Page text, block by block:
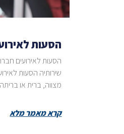
הסעות
הסעות לאירועים
שירותיה הסעות
מצווה, ברית או
קרא מאמר מלא